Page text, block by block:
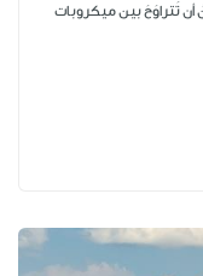
تَتراوَحَ بين ميكروبات